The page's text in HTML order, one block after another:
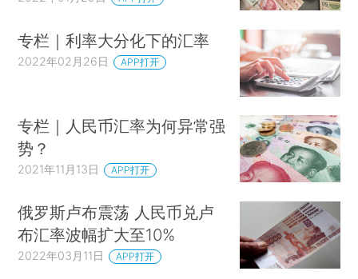
专栏｜利率大分化下的汇率
2022年02月26日 APP打开
专栏｜人民币汇率为何异常强
势？
2021年11月13日 APP打开
俄罗斯卢布震荡 人民币兑卢
布汇率波幅扩大至10%
2022年03月11日 APP打开